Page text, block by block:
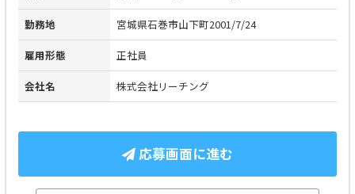
勤務地 宮城県石巻市山下町2001/7/24
雇用形態 正社員
会社名 株式会社リーチング
応募画面に進む